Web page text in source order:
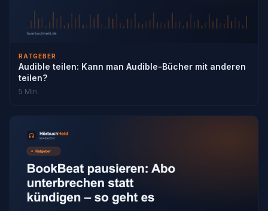
RATGEBER
Audible teilen: Kann man Audible-Bücher mit anderen
teilen?
5 Min.